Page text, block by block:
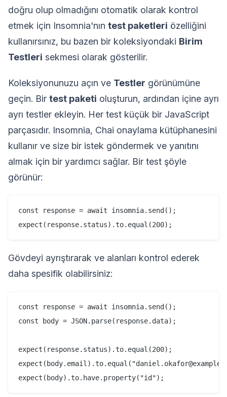
doğru olup olmadığını otomatik olarak kontrol
etmek için Insomnia'nın test paketleri özelliğini
kullanırsınız, bu bazen bir koleksiyondaki Birim
Testleri sekmesi olarak gösterilir.
Koleksiyonunuzu açın ve Testler görünümüne
geçin. Bir test paketi oluşturun, ardından içine ayrı
ayrı testler ekleyin. Her test küçük bir JavaScript
parçasıdır. Insomnia, Chai onaylama kütüphanesini
kullanır ve size bir istek göndermek ve yanıtını
almak için bir yardımcı sağlar. Bir test şöyle
görünür:
const response = await insomnia.send();
Gövdeyi ayrıştırarak ve alanları kontrol ederek
daha spesifik olabilirsiniz:
const response = await insomnia.send();
const body = JSON.parse(response.data);
expect(response.status).to.equal(200);